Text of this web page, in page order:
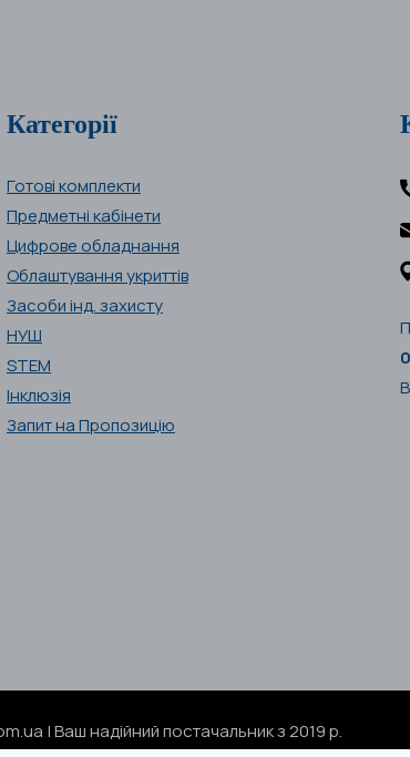
Категорії
Готові комплекти
Предметні кабінети
Цифрове обладнання
Облаштування укриттів
Засоби інд. захисту
НУШ
STEM
Інклюзія
Запит на Пропозицію
| Ваш надійний постачальник з 2019 р.